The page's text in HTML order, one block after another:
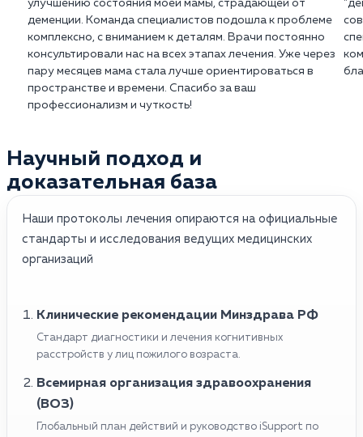
конкретный прогноз может быть дан только
квалифицированным медицинским специалистом,
основываясь на индивидуальных особенностях
пациента.
категориальным описанием, болезнь Альцгеймера
указывает на конкретный набор патологических
изменений в мозге.
улучшению состояния моей мамы, страдающей от
деменции. Команда специалистов подошла к проблеме
комплексно, с вниманием к деталям. Врачи постоянно
консультировали нас на всех этапах лечения. Уже через
пару месяцев мама стала лучше ориентироваться в
пространстве и времени. Спасибо за ваш
профессионализм и чуткость!
Научный подход и
доказательная база
Наши протоколы лечения опираются на официальные
стандарты и исследования ведущих медицинских
организаций
Клинические рекомендации Минздрава РФ
Стандарт диагностики и лечения когнитивных
расстройств у лиц пожилого возраста.
Всемирная организация здравоохранения
(ВОЗ)
Глобальный план действий и руководство iSupport по